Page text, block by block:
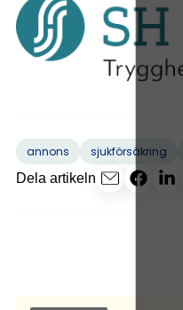
annons sjukförsäkring
Dela artikeln